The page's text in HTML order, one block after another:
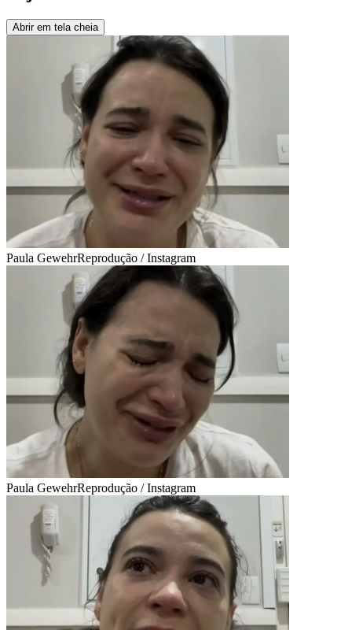
Abrir em tela cheia
Paula GewehrReprodução / Instagram
Paula GewehrReprodução / Instagram